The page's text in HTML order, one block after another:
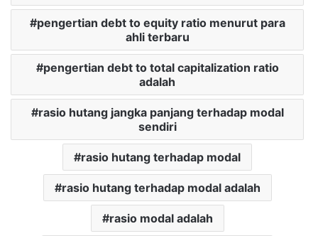
pengertian debt to equity ratio menurut para
ahli terbaru
pengertian debt to total capitalization ratio
adalah
rasio hutang jangka panjang terhadap modal
sendiri
rasio hutang terhadap modal
rasio hutang terhadap modal adalah
rasio modal adalah